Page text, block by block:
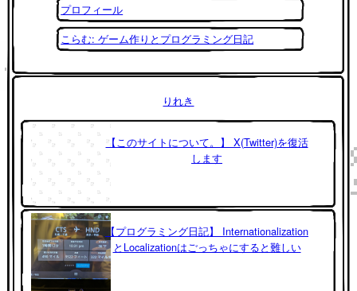
プロフィール
こらむ: ゲーム作りとプログラミング日記
りれき
【このサイトについて。】 X(Twitter)を復活
します
【プログラミング日記】 Internationalization
とLocalizationはごっちゃにすると難しい